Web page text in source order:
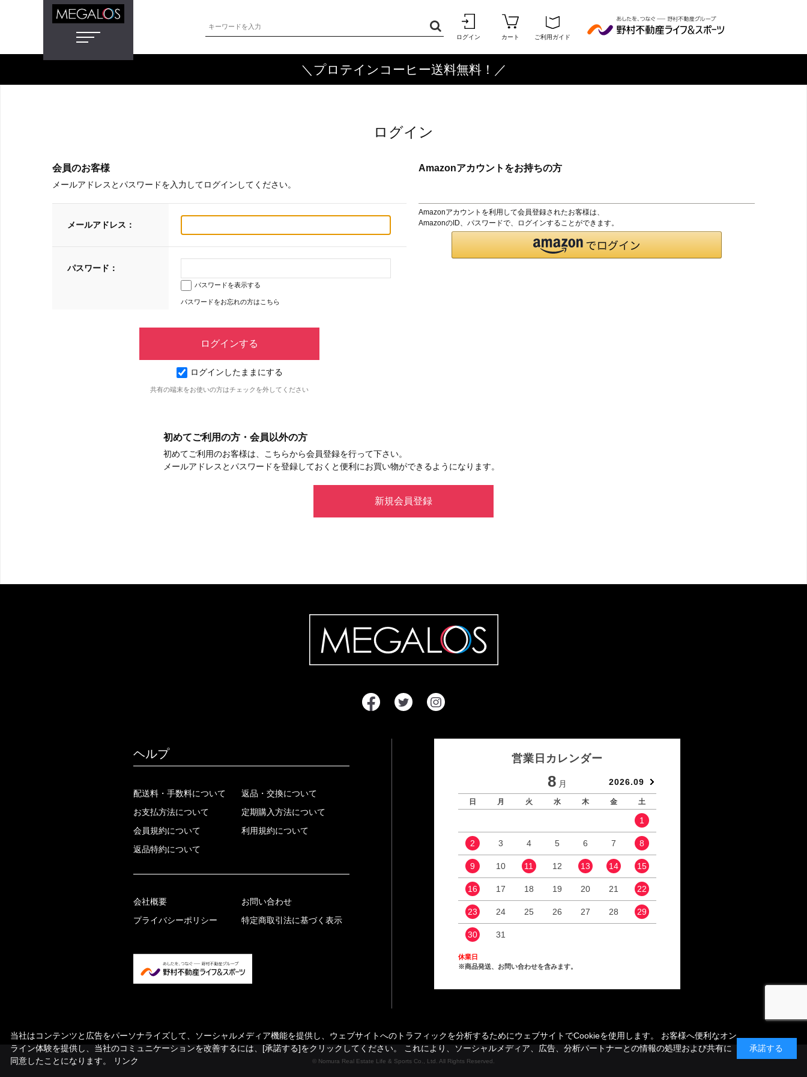
ログイン カート ご利用ガイド
＼プロテインコーヒー送料無料！／
ログイン
会員のお客様
メールアドレスとパスワードを入力してログインしてください。
メールアドレス：
パスワード：
パスワードを表示する
パスワードをお忘れの方はこちら
ログインしたままにする
共有の端末をお使いの方はチェックを外してください
Amazonアカウントをお持ちの方
Amazonアカウントを利用して会員登録されたお客様は、
AmazonのID、パスワードで、ログインすることができます。
初めてご利用の方・会員以外の方
初めてご利用のお客様は、こちらから会員登録を行って下さい。
メールアドレスとパスワードを登録しておくと便利にお買い物ができるようになります。
ヘルプ
配送料・手数料について
お支払方法について
会員規約について
返品特約について
返品・交換について
定期購入方法について
利用規約について
会社概要
プライバシーポリシー
お問い合わせ
特定商取引法に基づく表示
営業日カレンダー
8 月 2026.09
日 月 火 水 木 金 土
1
2 3 4 5 6 7 8
9 10 11 12 13 14 15
16 17 18 19 20 21 22
23 24 25 26 27 28 29
30 31
休業日
※商品発送、お問い合わせを含みます。
© Nomura Real Estate Life & Sports Co., Ltd. All Rights Reserved.
当社はコンテンツと広告をパーソナライズして、ソーシャルメディア機能を提供し、ウェブサイトへのトラフィックを分析するためにウェブサイトでCookieを使用します。 お客様へ便利なオン
ライン体験を提供し、当社のコミュニケーションを改善するには、[承諾する]をクリックしてください。 これにより、ソーシャルメディア、広告、分析パートナーとの情報の処理および共有に
同意したことになります。
リンク
承諾する